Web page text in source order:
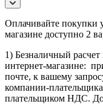
Оплачивайте покупки
магазине доступно 2
1) Безналичный
интернет-магазине:
почте, к вашему
компании-
плательщиком НДС.